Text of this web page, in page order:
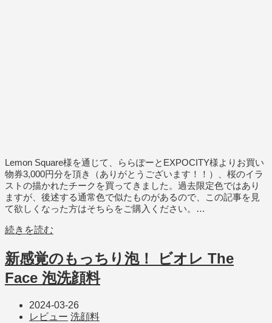
Lemon Square様を通じて、ららぽーとEXPOCITY様よりお買い
物券3,000円分を頂き（ありがとうございます！！）、桜のイラ
ストの描かれたチークを買ってきました。過去限定色ではあり
ますが、後述する通常色で似たものがあるので、この記事を見
て欲しくなった方はそちらをご購入ください。…
続きを読む
新感覚のもっちり泡！ ビオレ The
Face 泡洗顔料
2024-03-26
レビュー 洗顔料